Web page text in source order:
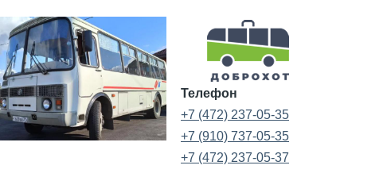
Телефон
+7 (472) 237-05-35
+7 (910) 737-05-35
+7 (472) 237-05-37